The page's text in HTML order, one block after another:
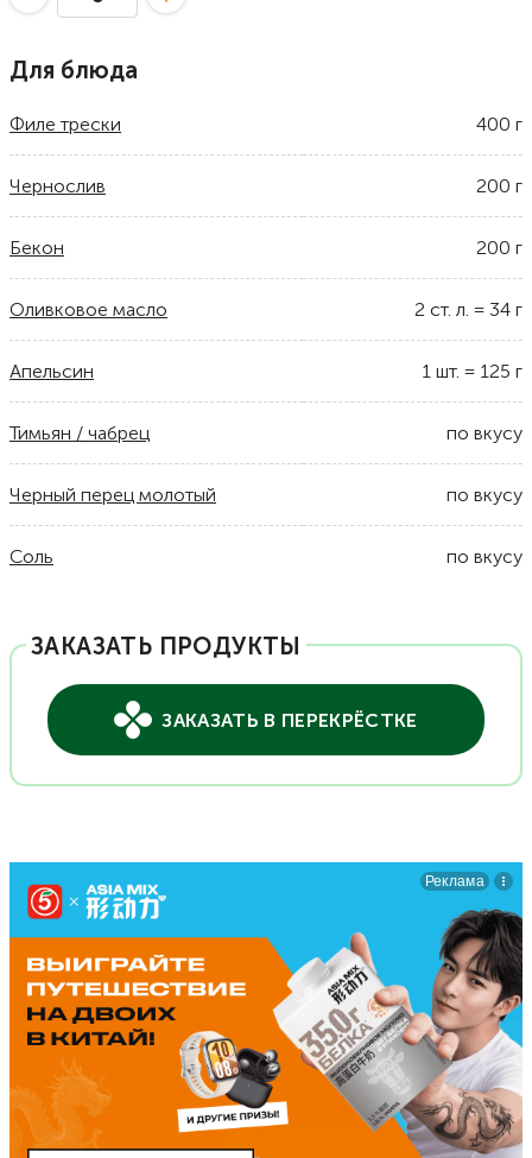
Для блюда
Филе трески 400 г
Чернослив 200 г
Бекон 200 г
Оливковое масло 2 ст. л. = 34 г
Апельсин 1 шт. = 125 г
Тимьян / чабрец по вкусу
Черный перец молотый по вкусу
Соль по вкусу
ЗАКАЗАТЬ ПРОДУКТЫ
ЗАКАЗАТЬ В ПЕРЕКРЁСТКЕ